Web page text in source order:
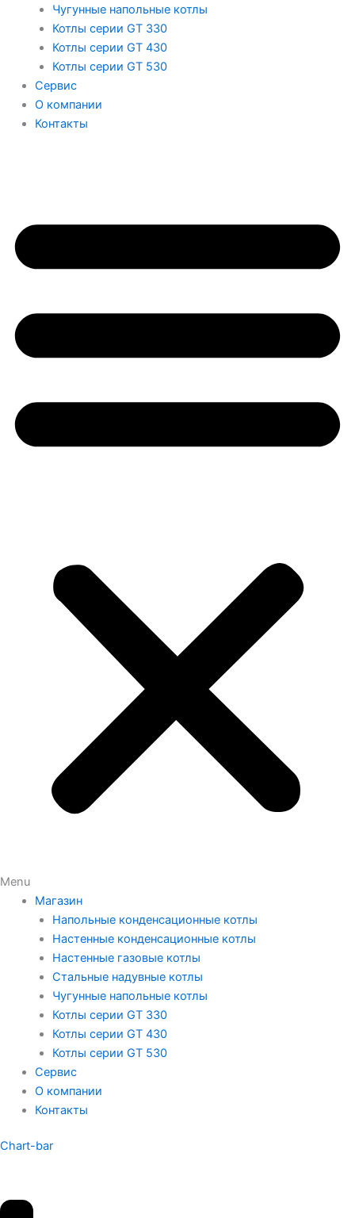
Чугунные напольные котлы
Котлы серии GT 330
Котлы серии GT 430
Котлы серии GT 530
Сервис
О компании
Контакты
Menu
Магазин
Напольные конденсационные котлы
Настенные конденсационные котлы
Настенные газовые котлы
Стальные надувные котлы
Чугунные напольные котлы
Котлы серии GT 330
Котлы серии GT 430
Котлы серии GT 530
Сервис
О компании
Контакты
Chart-bar